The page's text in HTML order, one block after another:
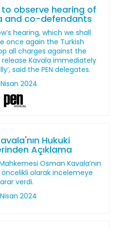
to observe hearing of
and co-defendants
hearing, which we shall
once again the Turkish
all charges against the
Kavala immediately
said the PEN delegates.
Nisan 2024
Hukuki
Açıklama
Osman Kavala’nın
olarak incelemeye
verdi.
2024